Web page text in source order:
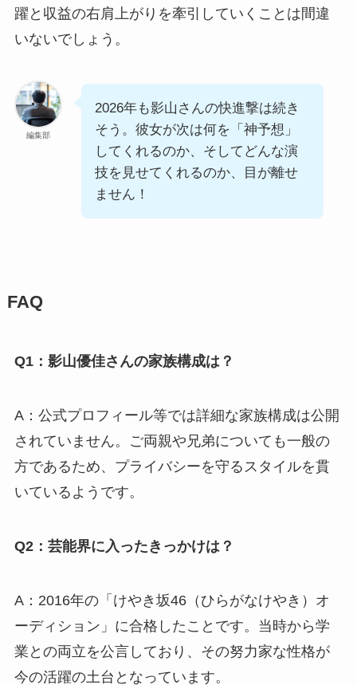
躍と収益の右肩上がりを牽引していくことは間違
いないでしょう。
編集部
2026年も影山さんの快進撃は続き
そう。彼女が次は何を「神予想」
してくれるのか、そしてどんな演
技を見せてくれるのか、目が離せ
ません！
FAQ
Q1：影山優佳さんの家族構成は？
A：公式プロフィール等では詳細な家族構成は公開
されていません。ご両親や兄弟についても一般の
方であるため、プライバシーを守るスタイルを貫
いているようです。
Q2：芸能界に入ったきっかけは？
A：2016年の「けやき坂46（ひらがなけやき）オ
ーディション」に合格したことです。当時から学
業との両立を公言しており、その努力家な性格が
今の活躍の土台となっています。